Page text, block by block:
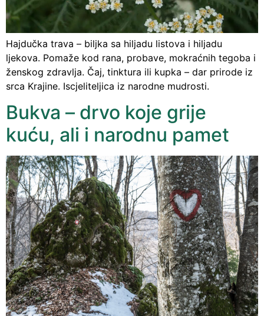
Hajdučka trava – biljka sa hiljadu listova i hiljadu
ljekova. Pomaže kod rana, probave, mokraćnih tegoba i
ženskog zdravlja. Čaj, tinktura ili kupka – dar prirode iz
srca Krajine. Iscjeliteljica iz narodne mudrosti.
Bukva – drvo koje grije
kuću, ali i narodnu pamet